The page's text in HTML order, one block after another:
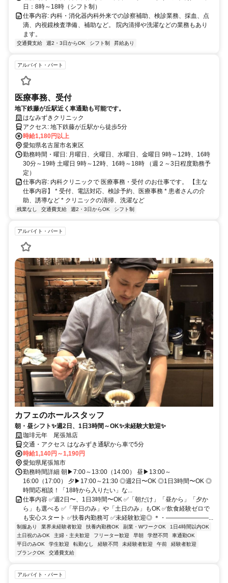
日：8時～18時（シフト制）
仕事内容: 内科・消化器内科外来での診察補助、検診業務、採血、点
滴、内視鏡検査準備、補助など。 院内清掃や洗濯などの業務もあり
ます。
交通費支給 週2・3日からOK シフト制 昇給あり
アルバイト・パート
医療事務、受付
地下鉄藤が丘駅近く車通勤も可能です。
はなみずきクリニック
アクセス: 地下鉄藤が丘駅から徒歩5分
時給1,180円以上
愛知県名古屋市名東区
勤務時間・曜日: 月曜日、火曜日、水曜日、金曜日 9時～12時、16時
30分～19時 土曜日 9時～12時、16時～18時 （週２～3日程度勤務予
定）
仕事内容: 内科クリニックで 医療事務・受付 のお仕事です。 【主な
仕事内容】 * 受付、電話対応、検診予約、医療事務 * 患者さんの介
助、誘導など * クリニックの清掃、洗濯など
残業なし 交通費支給 週2・3日からOK シフト制
アルバイト・パート
カフェのホールスタッフ
朝・昼シフト✨週2日、1日3時間～OK✨未経験大歓迎✨
珈琲元年 尾張旭店
交通・アクセス はなみずき通駅から車で5分
時給1,140円～1,190円
愛知県尾張旭市
勤務時間詳細 朝▶7:00～13:00（14:00） 昼▶13:00～
16:00（17:00） 夕▶17:00～21:30 ◎週2日〜OK ◎1日3時間〜OK ◎
時間応相談！「18時から入りたい」な...
仕事内容 ✅週2日〜、1日3時間〜OK ✅「朝だけ」「昼から」「夕か
ら」も選べる ✅「平日のみ」や「土日のみ」もOK ✅飲食経験ゼロで
も安心スタート ✅扶養内勤務可 ✅未経験歓迎◎ ＊・―――――――...
制服あり 業界未経験者歓迎 扶養内勤務OK 副業・WワークOK
1日4時間以内OK
土日祝のみOK
主婦・主夫歓迎 フリーター歓迎 早朝 学歴不問
車通勤OK
平日のみOK
学生歓迎 転勤なし 経験不問 未経験者歓迎 午前
経験者歓迎
ブランクOK
交通費支給
アルバイト・パート